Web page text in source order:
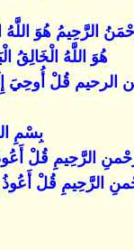
الرَّحِيمُ هُوَ اللَّهُ
هُوَ اللَّهُ الْخَالِقُ
الرحيم قُلْ أُوحِيَ
بِسْمِ
الرَّحِيمِ قُلْ
الرَّحِيمِ قُلْ